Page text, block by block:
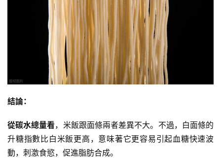
減
脂
結論：
從碳水總量看，米飯跟面條兩者差異不大。不過，白面條的
升糖指數比白米飯更高，意味著它更容易引起血糖快速波
動，刺激食慾，促進脂肪合成。